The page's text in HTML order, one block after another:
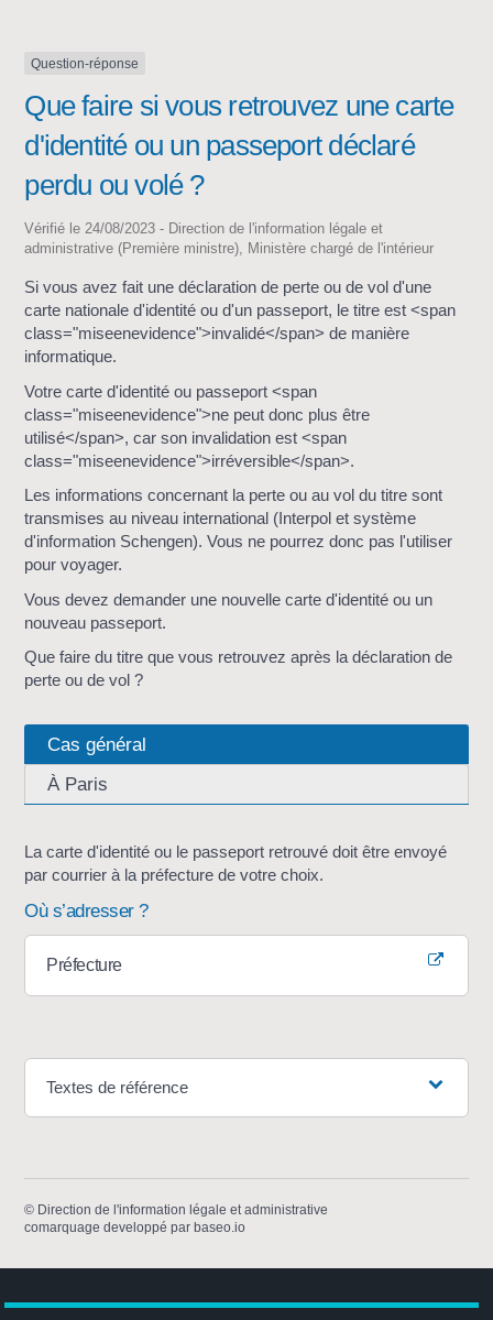
Question-réponse
Que faire si vous retrouvez une carte
d'identité ou un passeport déclaré
perdu ou volé ?
Vérifié le 24/08/2023 - Direction de l'information légale et
administrative (Première ministre), Ministère chargé de l'intérieur
Si vous avez fait une déclaration de perte ou de vol d'une
carte nationale d'identité ou d'un passeport, le titre est <span
class="miseenevidence">invalidé</span> de manière
informatique.
Votre carte d'identité ou passeport <span
class="miseenevidence">ne peut donc plus être
utilisé</span>, car son invalidation est <span
class="miseenevidence">irréversible</span>.
Les informations concernant la perte ou au vol du titre sont
transmises au niveau international (Interpol et système
d'information Schengen). Vous ne pourrez donc pas l'utiliser
pour voyager.
Vous devez demander une nouvelle carte d'identité ou un
nouveau passeport.
Que faire du titre que vous retrouvez après la déclaration de
perte ou de vol ?
Cas général
À Paris
La carte d'identité ou le passeport retrouvé doit être envoyé
par courrier à la préfecture de votre choix.
Où s’adresser ?
Préfecture
Textes de référence
© Direction de l'information légale et administrative
comarquage developpé parbaseo.io